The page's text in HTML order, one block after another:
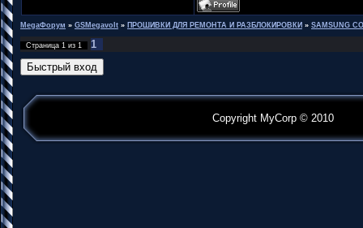
MegaФорум » GSMegavolt » ПРОШИВКИ ДЛЯ РЕМОНТА И РАЗБЛОКИРОВКИ » SAMSUNG
Страница 1 из 1 1
Copyright MyCorp © 2010